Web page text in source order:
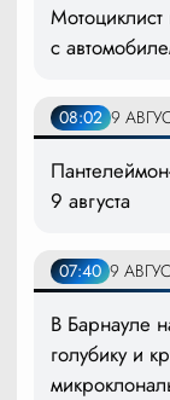
с
08:02 9
9 августа
07:40 9
В Барнауле
голубику и